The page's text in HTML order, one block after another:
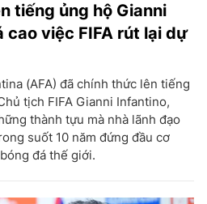
tiếng ủng hộ Gianni
cao việc FIFA rút lại dự
(AFA) đã chính thức lên tiếng
tịch FIFA Gianni Infantino,
thành tựu mà nhà lãnh đạo
suốt 10 năm đứng đầu cơ
đá thế giới.